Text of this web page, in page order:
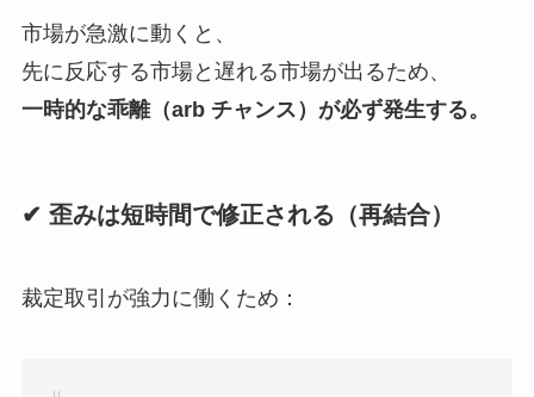
市場が急激に動くと、
先に反応する市場と遅れる市場が出るため、
一時的な乖離（arb チャンス）が必ず発生する。
✔ 歪みは短時間で修正される（再結合）
裁定取引が強力に働くため：